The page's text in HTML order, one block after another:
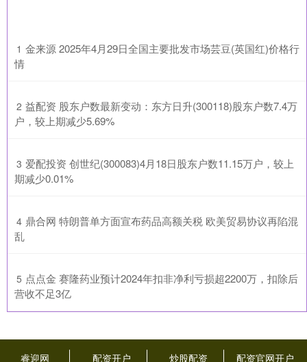
1 ​金来源 2025年4月29日全国主要批发市场芸豆(英国红)价格行
情
2 ​益配资 股东户数最新变动：东方日升(300118)股东户数7.4万
户，较上期减少5.69%
3 ​爱配投资 创世纪(300083)4月18日股东户数11.15万户，较上
期减少0.01%
4 ​鼎合网 特朗普单方面宣布药品高额关税 欧美贸易协议再陷混
乱
5 ​点点金 赛隆药业预计2024年扣非净利亏损超2200万，扣除后
营收不足3亿
睿迎网 配资开户 炒股配资 配资官网开户